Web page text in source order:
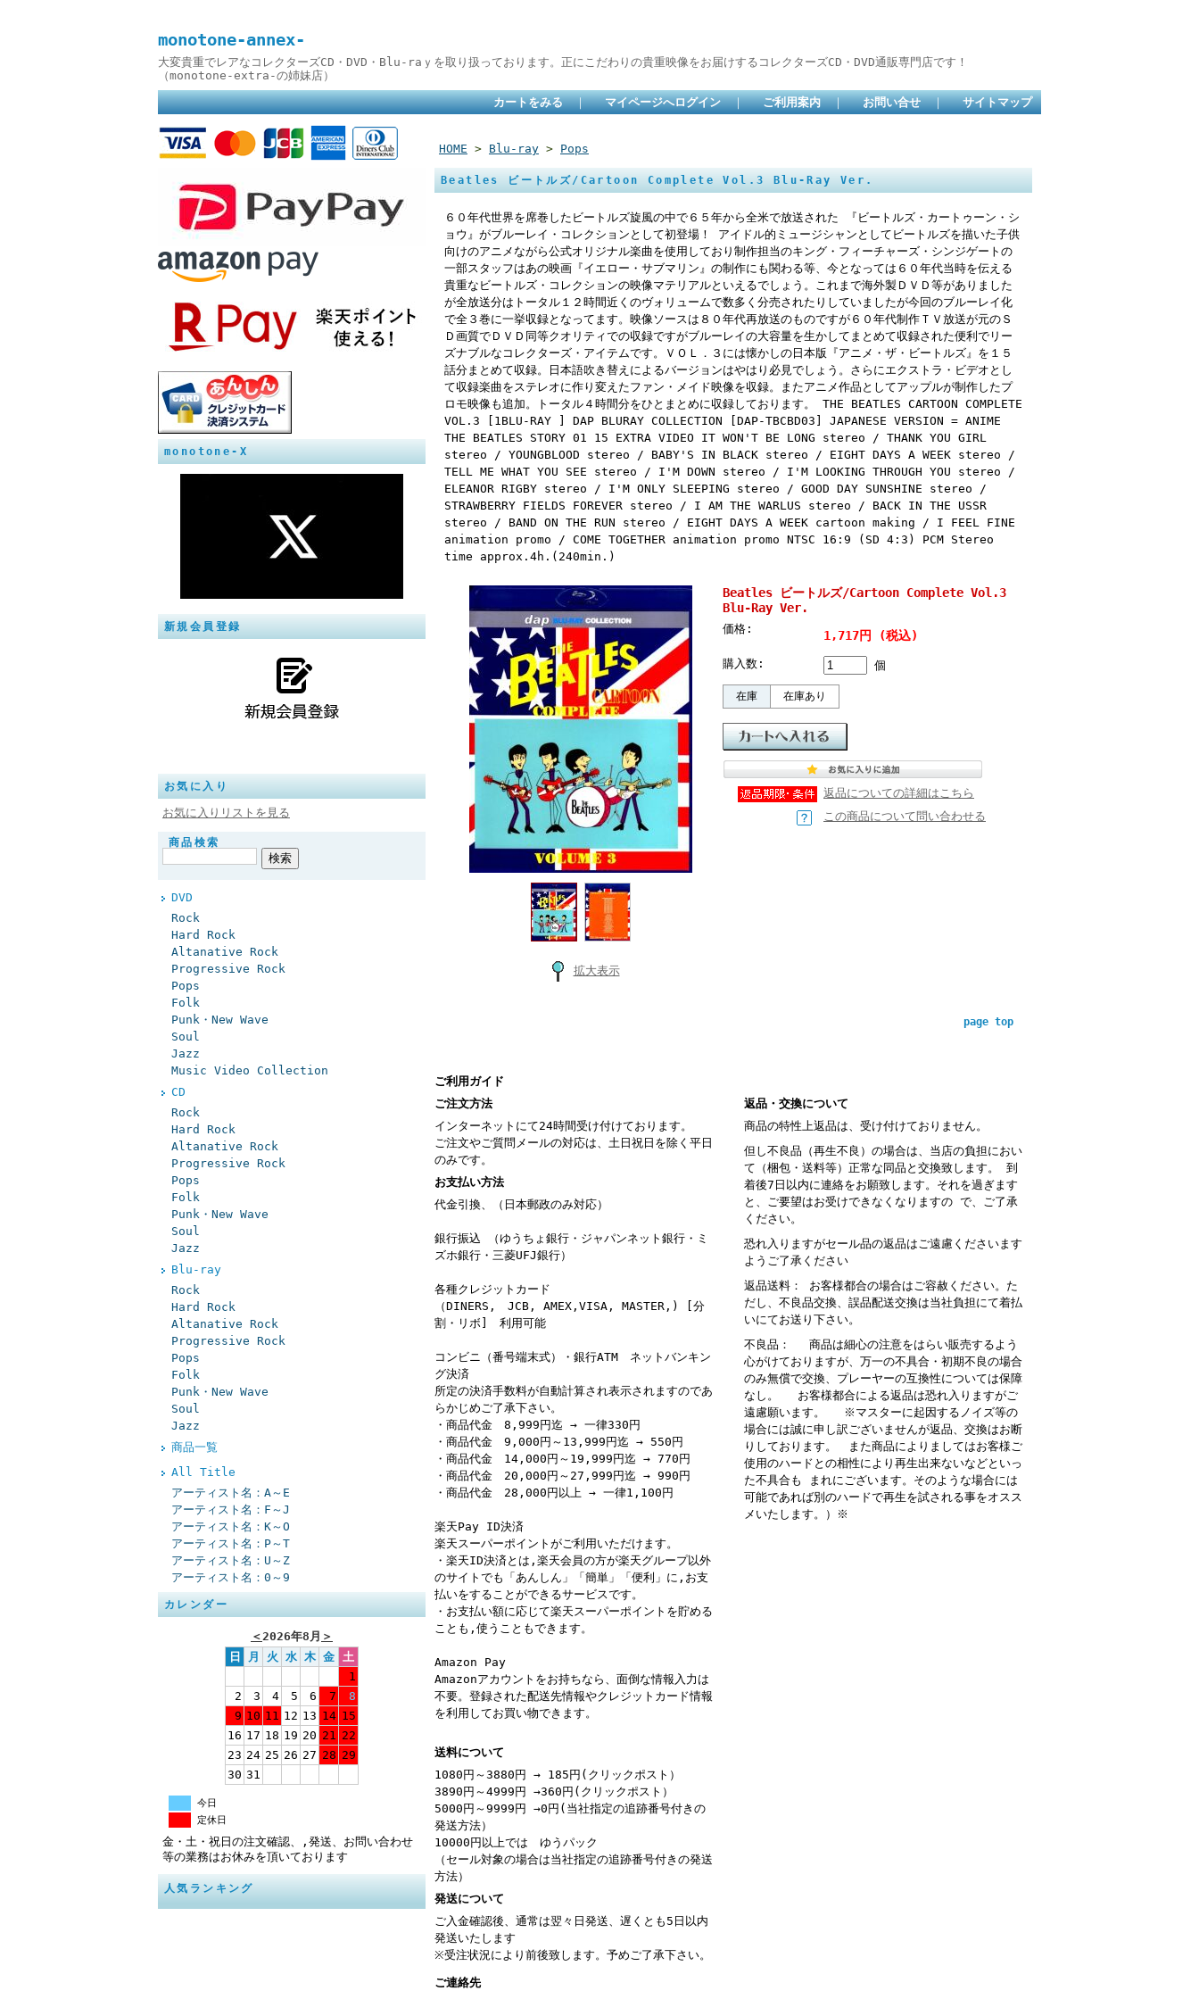
monotone-annex-
大変貴重でレアなコレクターズCD・DVD・Blu-raｙを取り扱っております。正にこだわりの貴重映像をお届けするコレクターズCD・DVD通販専門店です！
（monotone-extra-の姉妹店）
カートをみる ｜ マイページへログイン ｜ ご利用案内 ｜ お問い合せ ｜ サイトマップ
monotone-X
新規会員登録
お気に入り
お気に入りリストを見る
商品検索
DVD
Rock
Hard Rock
Altanative Rock
Progressive Rock
Pops
Folk
Punk・New Wave
Soul
Jazz
Music Video Collection
CD
Rock
Hard Rock
Altanative Rock
Progressive Rock
Pops
Folk
Punk・New Wave
Soul
Jazz
Blu-ray
Rock
Hard Rock
Altanative Rock
Progressive Rock
Pops
Folk
Punk・New Wave
Soul
Jazz
商品一覧
All Title
アーティスト名：A～E
アーティスト名：F～J
アーティスト名：K～O
アーティスト名：P～T
アーティスト名：U～Z
アーティスト名：0～9
カレンダー
＜2026年8月 ＞
日
月 火 水 木 金 土
1
2
3 4 5 6 7
8
9 10 11 12 13 14 15
16 17 18 19 20 21 22
23 24 25 26 27 28 29
30 31
今日
定休日
金・土・祝日の注文確認、,発送、お問い合わせ
等の業務はお休みを頂いております
人気ランキング
HOME > Blu-ray > Pops
Beatles ビートルズ/Cartoon Complete Vol.3 Blu-Ray Ver.
６０年代世界を席巻したビートルズ旋風の中で６５年から全米で放送された 『ビートルズ・カートゥーン・シ
ョウ』がブルーレイ・コレクションとして初登場！ アイドル的ミュージシャンとしてビートルズを描いた子供
向けのアニメながら公式オリジナル楽曲を使用しており制作担当のキング・フィーチャーズ・シンジゲートの
一部スタッフはあの映画『イエロー・サブマリン』の制作にも関わる等、今となっては６０年代当時を伝える
貴重なビートルズ・コレクションの映像マテリアルといえるでしょう。これまで海外製ＤＶＤ等がありました
が全放送分はトータル１２時間近くのヴォリュームで数多く分売されたりしていましたが今回のブルーレイ化
で全３巻に一挙収録となってます。映像ソースは８０年代再放送のものですが６０年代制作ＴＶ放送が元のＳ
Ｄ画質でＤＶＤ同等クオリティでの収録ですがブルーレイの大容量を生かしてまとめて収録された便利でリー
ズナブルなコレクターズ・アイテムです。ＶＯＬ．３には懐かしの日本版『アニメ・ザ・ビートルズ』を１５
話分まとめて収録。日本語吹き替えによるバージョンはやはり必見でしょう。さらにエクストラ・ビデオとし
て収録楽曲をステレオに作り変えたファン・メイド映像を収録。またアニメ作品としてアップルが制作したプ
ロモ映像も追加。トータル４時間分をひとまとめに収録しております。 THE BEATLES CARTOON COMPLETE
VOL.3 [1BLU-RAY ] DAP BLURAY COLLECTION [DAP-TBCBD03] JAPANESE VERSION = ANIME
THE BEATLES STORY 01 15 EXTRA VIDEO IT WON'T BE LONG stereo / THANK YOU GIRL
stereo / YOUNGBLOOD stereo / BABY'S IN BLACK stereo / EIGHT DAYS A WEEK stereo /
TELL ME WHAT YOU SEE stereo / I'M DOWN stereo / I'M LOOKING THROUGH YOU stereo /
ELEANOR RIGBY stereo / I'M ONLY SLEEPING stereo / GOOD DAY SUNSHINE stereo /
STRAWBERRY FIELDS FOREVER stereo / I AM THE WARLUS stereo / BACK IN THE USSR
stereo / BAND ON THE RUN stereo / EIGHT DAYS A WEEK cartoon making / I FEEL FINE
animation promo / COME TOGETHER animation promo NTSC 16:9 (SD 4:3) PCM Stereo
time approx.4h.(240min.)
拡大表示
Beatles ビートルズ/Cartoon Complete Vol.3
Blu-Ray Ver.
価格: 1,717円 (税込)
購入数: 個
在庫 在庫あり
返品についての詳細はこちら
この商品について問い合わせる
page top
ご利用ガイド
ご注文方法
インターネットにて24時間受け付けております。
ご注文やご質問メールの対応は、土日祝日を除く平日
のみです。
お支払い方法
代金引換、（日本郵政のみ対応）
銀行振込 （ゆうちょ銀行・ジャパンネット銀行・ミ
ズホ銀行・三菱UFJ銀行）
各種クレジットカード
（DINERS, JCB, AMEX,VISA, MASTER,) [分
割・リボ] 利用可能
コンビニ（番号端末式）・銀行ATM ネットバンキン
グ決済
所定の決済手数料が自動計算され表示されますのであ
らかじめご了承下さい。
・商品代金 8,999円迄 → 一律330円
・商品代金 9,000円～13,999円迄 → 550円
・商品代金 14,000円～19,999円迄 → 770円
・商品代金 20,000円～27,999円迄 → 990円
・商品代金 28,000円以上 → 一律1,100円
楽天Pay ID決済
楽天スーパーポイントがご利用いただけます。
・楽天ID決済とは,楽天会員の方が楽天グループ以外
のサイトでも「あんしん」「簡単」「便利」に,お支
払いをすることができるサービスです。
・お支払い額に応じて楽天スーパーポイントを貯める
ことも,使うこともできます。
Amazon Pay
Amazonアカウントをお持ちなら、面倒な情報入力は
不要。登録された配送先情報やクレジットカード情報
を利用してお買い物できます。
送料について
1080円～3880円 → 185円(クリックポスト）
3890円～4999円 →360円(クリックポスト）
5000円～9999円 →0円(当社指定の追跡番号付きの
発送方法）
10000円以上では ゆうパック
（セール対象の場合は当社指定の追跡番号付きの発送
方法）
発送について
ご入金確認後、通常は翌々日発送、遅くとも5日以内
発送いたします
※受注状況により前後致します。予めご了承下さい。
返品・交換について
商品の特性上返品は、受け付けておりません。
但し不良品（再生不良）の場合は、当店の負担におい
て（梱包・送料等）正常な同品と交換致します。 到
着後7日以内に連絡をお願致します。それを過ぎます
と、ご要望はお受けできなくなりますの で、ご了承
ください。
恐れ入りますがセール品の返品はご遠慮くださいます
ようご了承ください
返品送料： お客様都合の場合はご容赦ください。た
だし、不良品交換、誤品配送交換は当社負担にて着払
いにてお送り下さい。
不良品： 商品は細心の注意をはらい販売するよう
心がけておりますが、万一の不具合・初期不良の場合
のみ無償で交換、プレーヤーの互換性については保障
なし。 お客様都合による返品は恐れ入りますがご
遠慮願います。 ※マスターに起因するノイズ等の
場合には誠に申し訳ございませんが返品、交換はお断
りしております。 また商品によりましてはお客様ご
使用のハードとの相性により再生出来ないなどといっ
た不具合も まれにございます。そのような場合には
可能であれば別のハードで再生を試される事をオスス
メいたします。）※
ご連絡先